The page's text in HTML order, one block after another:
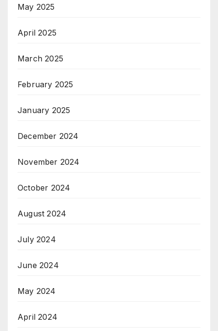
May 2025
April 2025
March 2025
February 2025
January 2025
December 2024
November 2024
October 2024
August 2024
July 2024
June 2024
May 2024
April 2024